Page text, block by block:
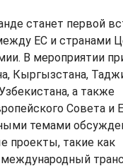
станет первой
ЕС и странами
В мероприятии
Кыргызстана,
а также
Совета и
темами
проекты, такие как
международный